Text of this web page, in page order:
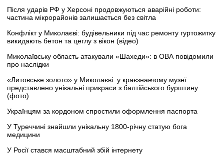
Після ударів РФ у Херсоні продовжуються аварійні роботи:
частина мікрорайонів залишається без світла
Конфлікт у Миколаєві: будівельники під час ремонту гуртожитку
викидають бетон та цеглу з вікон (відео)
Миколаївську область атакували «Шахеди»: в ОВА повідомили
про наслідки
«Литовське золото» у Миколаєві: у краєзнавчому музеї
представлено унікальні прикраси з балтійського бурштину
(фото)
Українцям за кордоном спростили оформлення паспорта
У Туреччині знайшли унікальну 1800-річну статую бога
медицини
У Росії стався масштабний збій інтернету